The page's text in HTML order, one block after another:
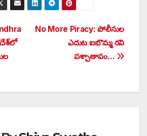
No More Piracy: పోలీసుల
ఎదుట ఐబొమ్మ రవి
పశ్చాతాపం…